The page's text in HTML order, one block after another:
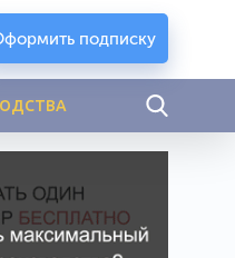
подписку